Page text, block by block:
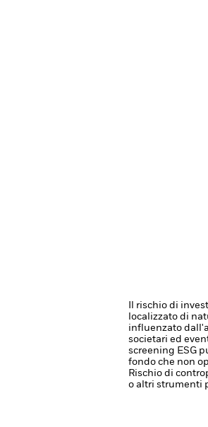
Il rischio di
localizzato di
influenzato
societari ed
screening ESG
fondo che non
Rischio di
o altri strumenti